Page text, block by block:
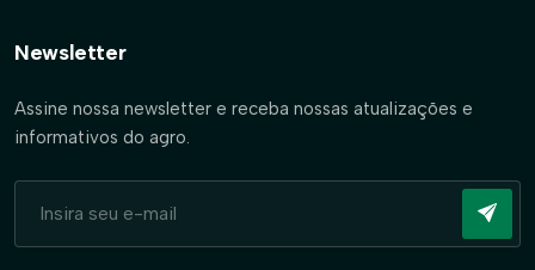
Newsletter
Assine nossa newsletter e receba nossas atualizações e
informativos do agro.